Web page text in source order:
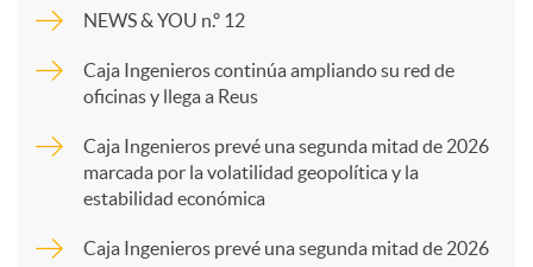
p
a
NEWS & YOU n.º 12
Caja Ingenieros continúa ampliando su red de
oficinas y llega a Reus
Caja Ingenieros prevé una segunda mitad de 2026
marcada por la volatilidad geopolítica y la
estabilidad económica
Caja Ingenieros prevé una segunda mitad de 2026